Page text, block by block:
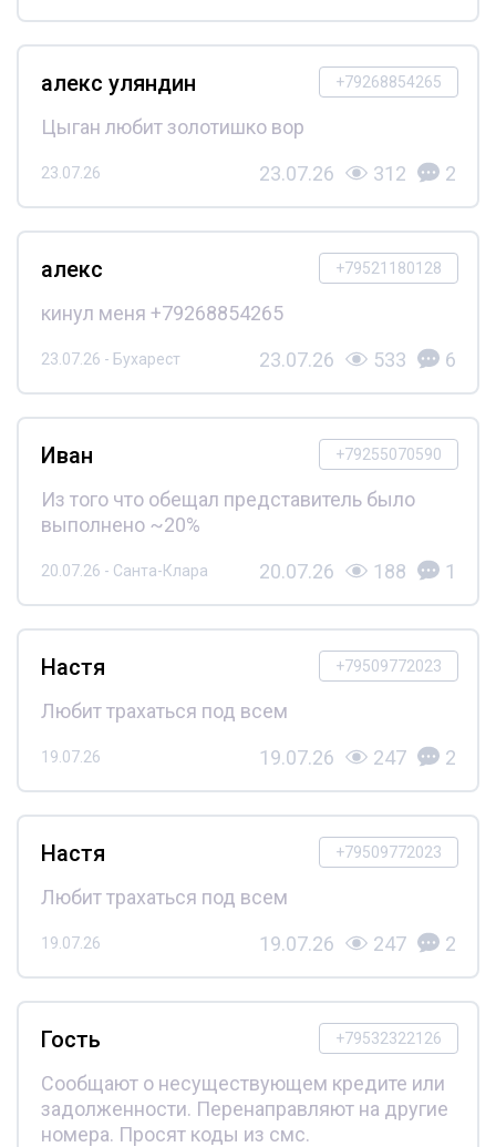
+79268854265
алекс уляндин
Цыган любит золотишко вор
23.07.26 23.07.26 312 2
+79521180128
алекс
кинул меня +79268854265
23.07.26 - Бухарест 23.07.26 533 6
+79255070590
Иван
Из того что обещал представитель было
выполнено ~20%
20.07.26 - Санта-Клара 20.07.26 188 1
+79509772023
Настя
Любит трахаться под всем
19.07.26 19.07.26 247 2
+79509772023
Настя
Любит трахаться под всем
19.07.26 19.07.26 247 2
+79532322126
Гость
Сообщают о несуществующем кредите или
задолженности. Перенаправляют на другие
номера. Просят коды из смс.